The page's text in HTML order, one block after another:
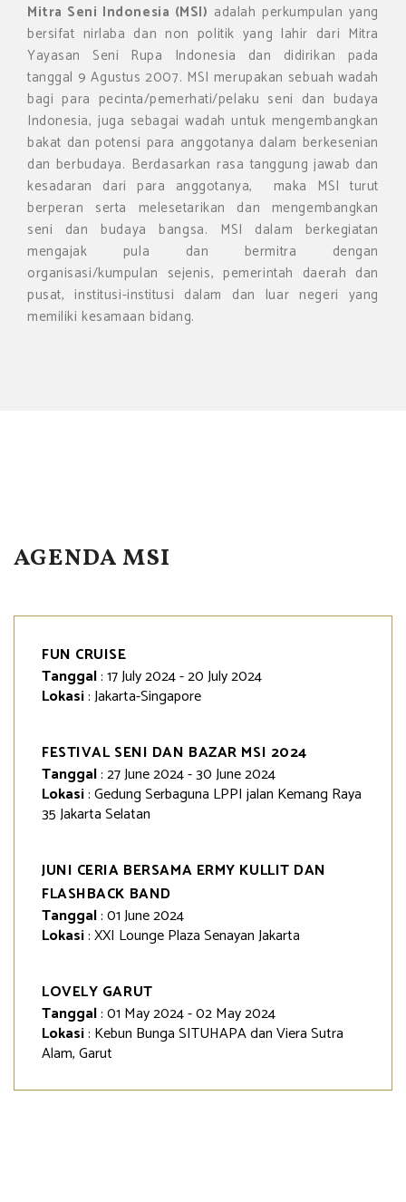
Mitra Seni Indonesia (MSI) adalah perkumpulan yang
bersifat nirlaba dan non politik yang lahir dari Mitra
Yayasan Seni Rupa Indonesia dan didirikan pada
tanggal 9 Agustus 2007. MSI merupakan sebuah wadah
bagi para pecinta/pemerhati/pelaku seni dan budaya
Indonesia, juga sebagai wadah untuk mengembangkan
bakat dan potensi para anggotanya dalam berkesenian
dan berbudaya. Berdasarkan rasa tanggung jawab dan
kesadaran dari para anggotanya, maka MSI turut
berperan serta melesetarikan dan mengembangkan
seni dan budaya bangsa. MSI dalam berkegiatan
mengajak pula dan bermitra dengan
organisasi/kumpulan sejenis, pemerintah daerah dan
pusat, institusi-institusi dalam dan luar negeri yang
memiliki kesamaan bidang.
AGENDA MSI
FUN CRUISE
Tanggal: 17 July 2024 - 20 July 2024
Lokasi: Jakarta-Singapore
FESTIVAL SENI DAN BAZAR MSI 2024
Tanggal: 27 June 2024 - 30 June 2024
Lokasi: Gedung Serbaguna LPPI jalan Kemang Raya
35 Jakarta Selatan
JUNI CERIA BERSAMA ERMY KULLIT DAN
FLASHBACK BAND
Tanggal: 01 June 2024
Lokasi: XXI Lounge Plaza Senayan Jakarta
LOVELY GARUT
Tanggal: 01 May 2024 - 02 May 2024
Lokasi: Kebun Bunga SITUHAPA dan Viera Sutra
Alam, Garut